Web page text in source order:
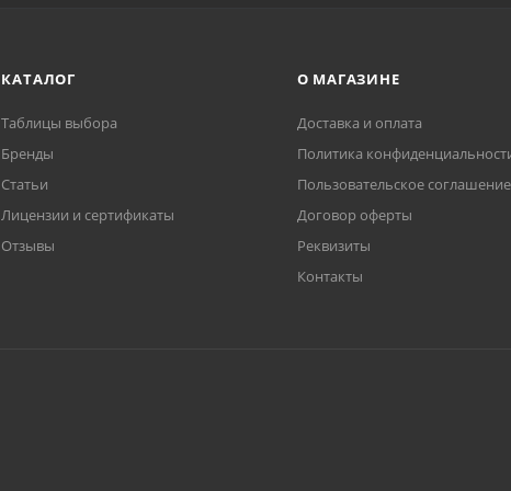
КАТАЛОГ
Таблицы выбора
Бренды
Статьи
Лицензии и сертификаты
Отзывы
О МАГАЗИНЕ
Доставка и оплата
Политика
Пользовательское соглашение
Договор оферты
Реквизиты
Контакты